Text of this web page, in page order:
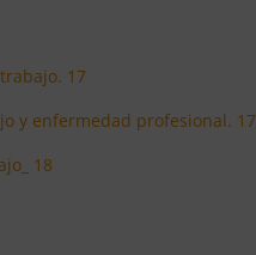
17
y enfermedad profesional. 17
18